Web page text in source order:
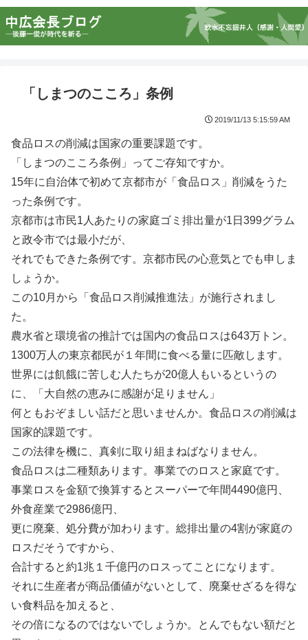
「しまつのこころ」条例
2019/11/13 5:15:59 AM
食品ロスの削減は国家の重要課題です。
「しまつのこころ条例」ってご存知ですか。
15年に自治体で初めて京都市が「食品ロス」削減をうた
った条例です。
京都市は市民1人あたりの家庭ゴミ排出量が1日399グラム
と政令市では最小だが、
それでもできた条例です。京都市民の心意気とでも申しま
しょうか。
この10月から「食品ロス削減推進法」が施行されまし
た。
農水省と環境省の推計では国内の食品ロスは643万トン。
1300万人の東京都民が１年間に食べる量に匹敵します。
世界には飢餓に苦しむ人たちが20億人もいるというの
に、「大自然の恵みに感謝が足りません」
何ともおぞましい話だと思いませんか。食品ロスの削減は
国家的課題です。
この法律を機に、真剣に取り組まねばなりません。
食品ロスは二種類あります。事業でのロスと家庭です。
事業ロスを金額で換算するとスーパーで年間4490億円、
外食産業で2986億円、
更に廃棄、処分費が加わります。総排出量の4割が家庭の
ロスだそうですから、
合計すると約1兆１千億円のロスってことになります。
それに生産者が商品価値がないとして、廃棄せざるを得な
い食料品を加えると、
その倍になるのではないでしょうか。とんでもない額だと